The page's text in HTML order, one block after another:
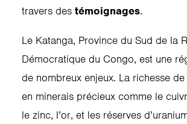
travers des témoignages.
Le Katanga, Province du Sud de la
Démocratique du Congo, est une
de nombreux enjeux. La richesse
en minerais précieux comme le
le zinc, l’or, et les réserves